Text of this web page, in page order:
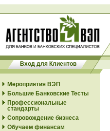
Вход для Клиентов
Мероприятия ВЭП
Большие Банковские Тесты
Профессиональные
стандарты
Сопровождение бизнеса
Обучаем финансам